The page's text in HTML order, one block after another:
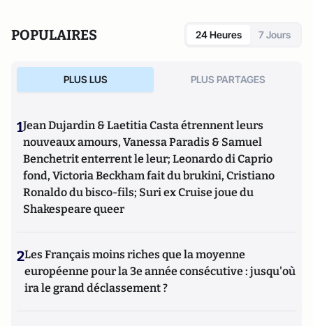
POPULAIRES 24 Heures 7 Jours
PLUS LUS PLUS PARTAGES
1Jean Dujardin & Laetitia Casta étrennent leurs
nouveaux amours, Vanessa Paradis & Samuel
Benchetrit enterrent le leur; Leonardo di Caprio
fond, Victoria Beckham fait du brukini, Cristiano
Ronaldo du bisco-fils; Suri ex Cruise joue du
Shakespeare queer
2Les Français moins riches que la moyenne
européenne pour la 3e année consécutive : jusqu'où
ira le grand déclassement ?